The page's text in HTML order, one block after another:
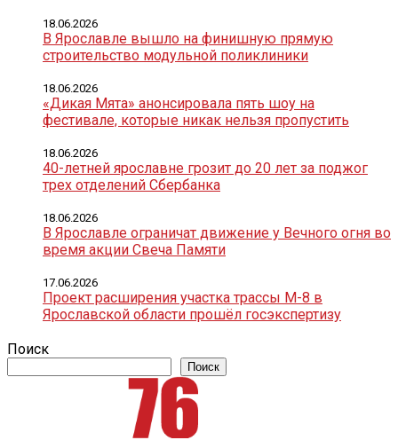
В Ярославле вышло на финишную прямую
строительство модульной поликлиники
18.06.2026
«Дикая Мята» анонсировала пять шоу на
фестивале, которые никак нельзя пропустить
18.06.2026
40-летней ярославне грозит до 20 лет за поджог
трех отделений Сбербанка
18.06.2026
В Ярославле ограничат движение у Вечного огня во
время акции Свеча Памяти
18.06.2026
Проект расширения участка трассы М-8 в
Ярославской области прошёл госэкспертизу
17.06.2026
Поиск
Поиск